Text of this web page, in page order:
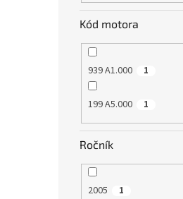
Kód motora
939 A1.000 1
199 A5.000 1
Ročník
2005 1